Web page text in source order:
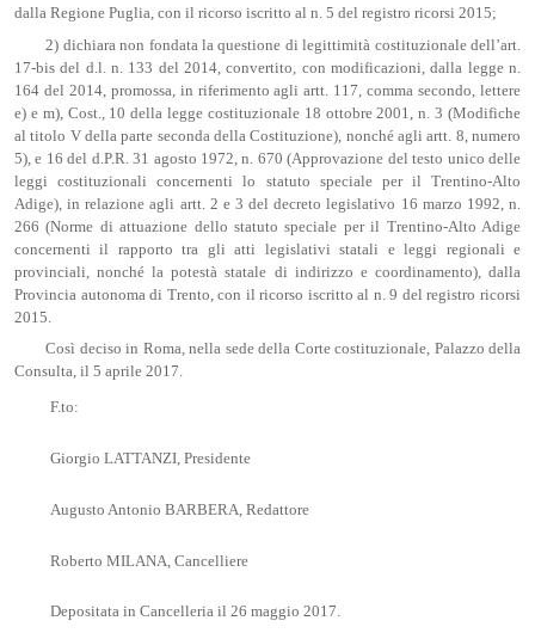
dalla Regione Puglia, con il ricorso iscritto al n. 5 del registro ricorsi 2015;
2) dichiara non fondata la questione di legittimità costituzionale dell’art.
17-bis del d.l. n. 133 del 2014, convertito, con modificazioni, dalla legge n.
164 del 2014, promossa, in riferimento agli artt. 117, comma secondo, lettere
e) e m), Cost., 10 della legge costituzionale 18 ottobre 2001, n. 3 (Modifiche
al titolo V della parte seconda della Costituzione), nonché agli artt. 8, numero
5), e 16 del d.P.R. 31 agosto 1972, n. 670 (Approvazione del testo unico delle
leggi costituzionali concernenti lo statuto speciale per il Trentino-Alto
Adige), in relazione agli artt. 2 e 3 del decreto legislativo 16 marzo 1992, n.
266 (Norme di attuazione dello statuto speciale per il Trentino-Alto Adige
concernenti il rapporto tra gli atti legislativi statali e leggi regionali e
provinciali, nonché la potestà statale di indirizzo e coordinamento), dalla
Provincia autonoma di Trento, con il ricorso iscritto al n. 9 del registro ricorsi
2015.
Così deciso in Roma, nella sede della Corte costituzionale, Palazzo della
Consulta, il 5 aprile 2017.
F.to:
Giorgio LATTANZI, Presidente
Augusto Antonio BARBERA, Redattore
Roberto MILANA, Cancelliere
Depositata in Cancelleria il 26 maggio 2017.